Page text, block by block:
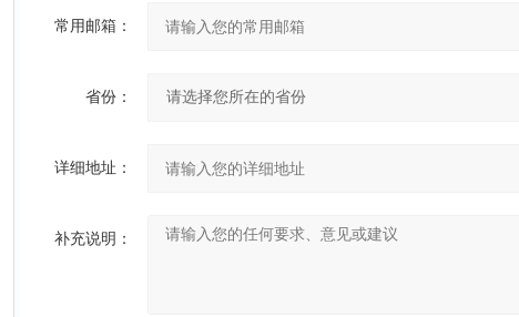
常用邮箱：
省份：
详细地址：
补充说明：